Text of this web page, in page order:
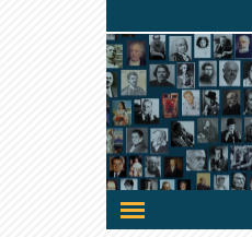
Attiva/disattiva
navigazione